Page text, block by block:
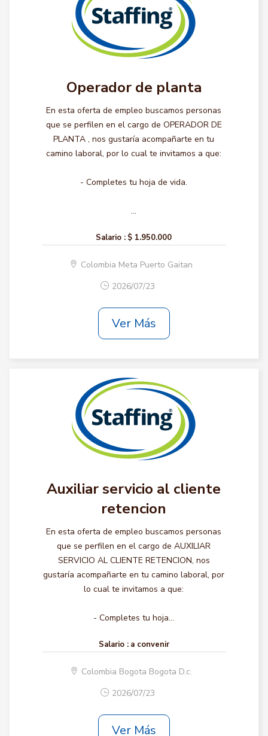
Operador de planta
En esta oferta de empleo buscamos personas
que se perfilen en el cargo de OPERADOR DE
PLANTA , nos gustaría acompañarte en tu
camino laboral, por lo cual te invitamos a que:
- Completes tu hoja de vida.
...
Salario : $ 1.950.000
Colombia Meta Puerto Gaitan
2026/07/23
Ver Más
Auxiliar servicio al cliente
retencion
En esta oferta de empleo buscamos personas
que se perfilen en el cargo de AUXILIAR
SERVICIO AL CLIENTE RETENCION, nos
gustaría acompañarte en tu camino laboral, por
lo cual te invitamos a que:
- Completes tu hoja...
Salario : a convenir
Colombia Bogota Bogota D.c.
2026/07/23
Ver Más